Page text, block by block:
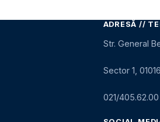
ADRESĂ //
Str. General
Sector 1,
021/405.62.00